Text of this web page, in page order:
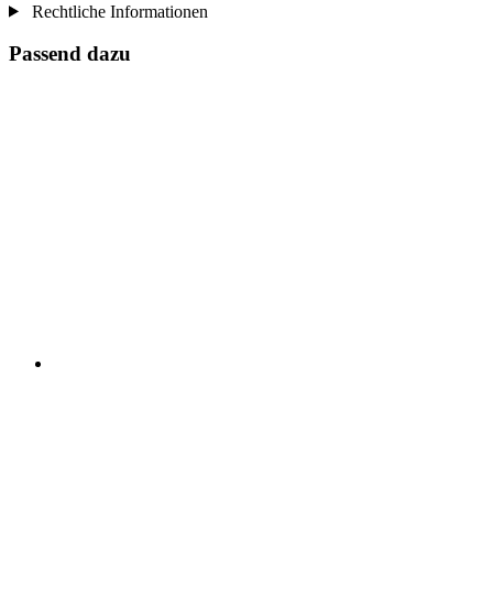
Rechtliche Informationen
Passend dazu